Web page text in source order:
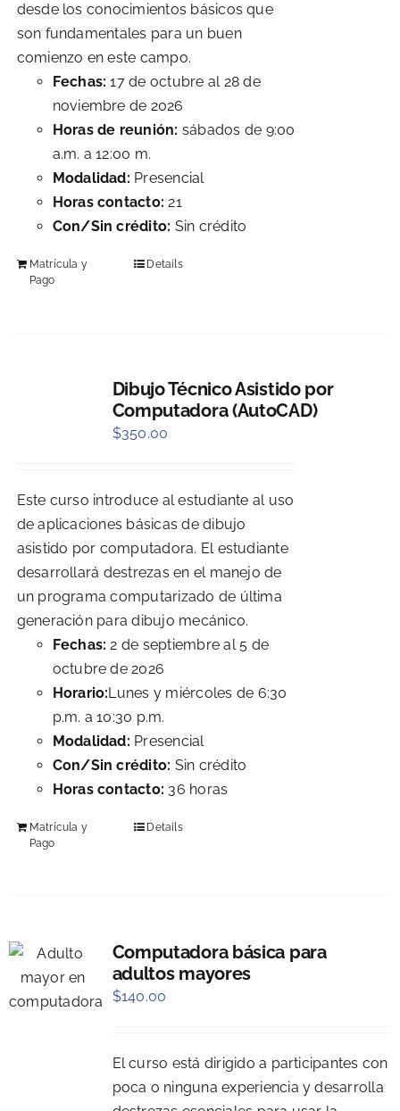
desde los conocimientos básicos que
son fundamentales para un buen
comienzo en este campo.
Fechas: 17 de octubre al 28 de
noviembre de 2026
Horas de reunión: sábados de 9:00
a.m. a 12:00 m.
Modalidad: Presencial
Horas contacto: 21
Con/Sin crédito: Sin crédito
Matrícula y
Pago
Details
Dibujo Técnico Asistido por
Computadora (AutoCAD)
$350.00
Este curso introduce al estudiante al uso
de aplicaciones básicas de dibujo
asistido por computadora. El estudiante
desarrollará destrezas en el manejo de
un programa computarizado de última
generación para dibujo mecánico.
Fechas: 2 de septiembre al 5 de
octubre de 2026
Horario:Lunes y miércoles de 6:30
p.m. a 10:30 p.m.
Modalidad: Presencial
Con/Sin crédito: Sin crédito
Horas contacto: 36 horas
Matrícula y
Pago
Details
Computadora básica para
adultos mayores
$140.00
El curso está dirigido a participantes con
poca o ninguna experiencia y desarrolla